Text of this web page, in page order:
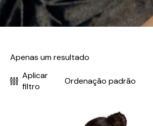
Apenas um resultado
Aplicar
filtro